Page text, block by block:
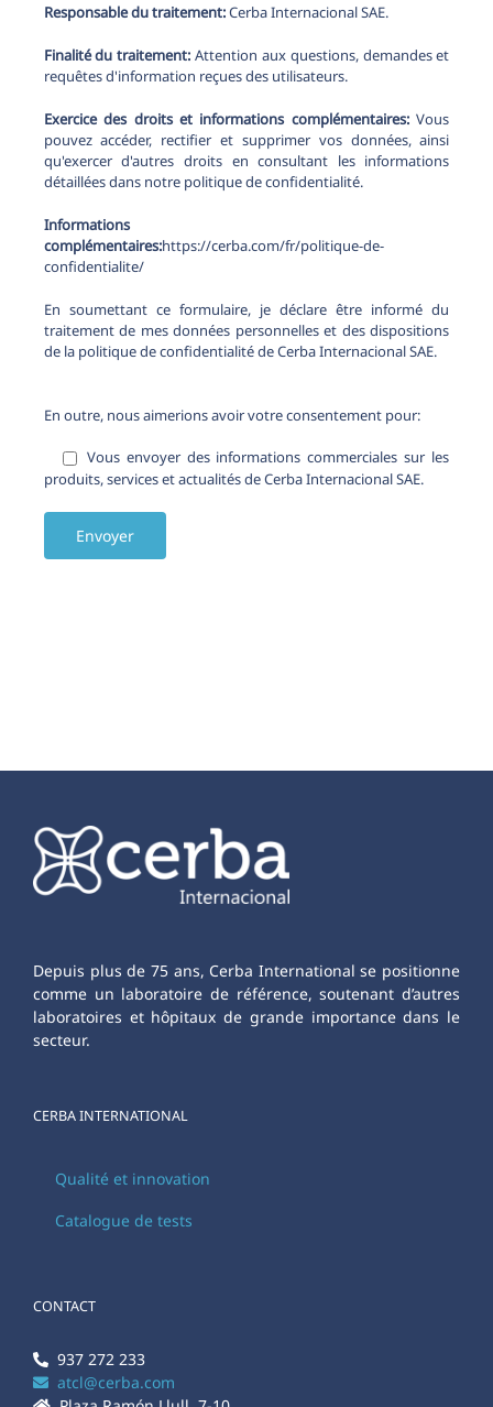
Responsable du traitement:Cerba Internacional SAE.
Finalité du traitement: Attention aux questions, demandes et
requêtes d'information reçues des utilisateurs.
Exercice des droits et informations complémentaires:Vous
pouvez accéder, rectifier et supprimer vos données, ainsi
qu'exercer d'autres droits en consultant les informations
détaillées dans notre politique de confidentialité.
Informations
complémentaires:https://cerba.com/fr/politique-de-
confidentialite/
En soumettant ce formulaire, je déclare être informé du
traitement de mes données personnelles et des dispositions
de la politique de confidentialité de Cerba Internacional SAE.
En outre, nous aimerions avoir votre consentement pour:
Vous envoyer des informations commerciales sur les
produits, services et actualités de Cerba Internacional SAE.
Depuis plus de 75 ans, Cerba International se positionne
comme un laboratoire de référence, soutenant d’autres
laboratoires et hôpitaux de grande importance dans le
secteur.
CERBA INTERNATIONAL
Qualité et innovation
Catalogue de tests
CONTACT
937 272 233
atcl@cerba.com